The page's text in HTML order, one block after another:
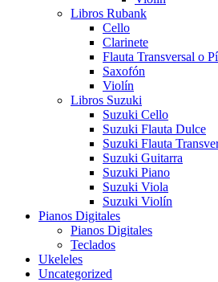
Libros Rubank
Cello
Clarinete
Flauta Transversal o
Saxofón
Violín
Libros Suzuki
Suzuki Cello
Suzuki Flauta Dulce
Suzuki Flauta
Suzuki Guitarra
Suzuki Piano
Suzuki Viola
Suzuki Violín
Pianos Digitales
Pianos Digitales
Teclados
Ukeleles
Uncategorized